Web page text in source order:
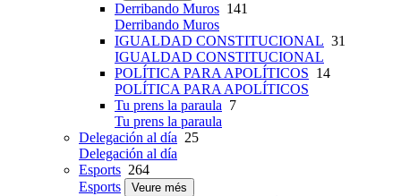
Derribando Muros 141
Derribando Muros
IGUALDAD CONSTITUCIONAL 31
IGUALDAD CONSTITUCIONAL
POLÍTICA PARA APOLÍTICOS 14
POLÍTICA PARA APOLÍTICOS
Tu prens la paraula 7
Tu prens la paraula
Delegación al día 25
Delegación al día
Esports 264
Esports
Veure més